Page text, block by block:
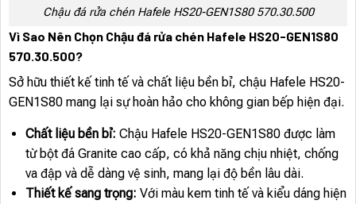
Chậu đá rửa chén Hafele HS20-GEN1S80 570.30.500
Vì Sao Nên Chọn Chậu đá rửa chén Hafele HS20-GEN1S80
570.30.500?
Sở hữu thiết kế tinh tế và chất liệu bền bỉ, chậu Hafele HS20-
GEN1S80 mang lại sự hoàn hảo cho không gian bếp hiện đại.
Chất liệu bền bỉ: Chậu Hafele HS20-GEN1S80 được làm
từ bột đá Granite cao cấp, có khả năng chịu nhiệt, chống
va đập và dễ dàng vệ sinh, mang lại độ bền lâu dài.
Thiết kế sang trọng: Với màu kem tinh tế và kiểu dáng hiện